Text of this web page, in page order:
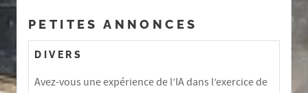
PETITES ANNONCES
DIVERS
Avez-vous une expérience de l’IA dans l’exercice de